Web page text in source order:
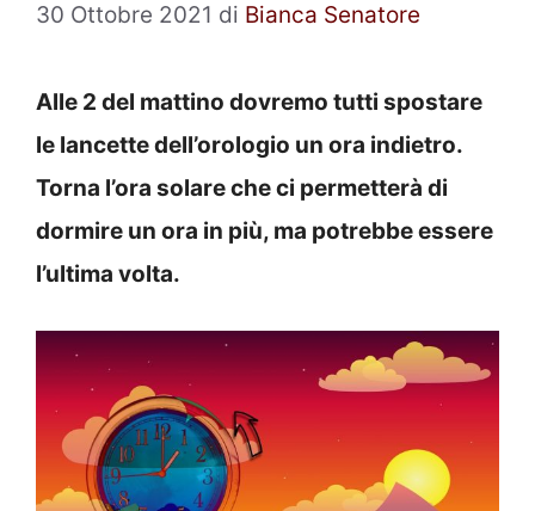
30 Ottobre 2021 di Bianca Senatore
Alle 2 del mattino dovremo tutti spostare
le lancette dell’orologio un ora indietro.
Torna l’ora solare che ci permetterà di
dormire un ora in più, ma potrebbe essere
l’ultima volta.